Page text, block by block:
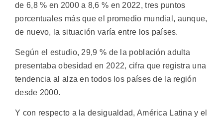
de 6,8 % en 2000 a 8,6 % en 2022, tres puntos
porcentuales más que el promedio mundial, aunque,
de nuevo, la situación varía entre los países.
Según el estudio, 29,9 % de la población adulta
presentaba obesidad en 2022, cifra que registra una
tendencia al alza en todos los países de la región
desde 2000.
Y con respecto a la desigualdad, América Latina y el